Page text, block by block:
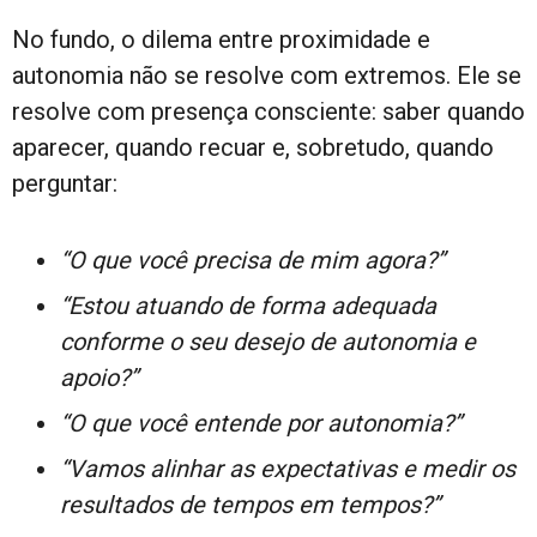
No fundo, o dilema entre proximidade e
autonomia não se resolve com extremos. Ele se
resolve com presença consciente: saber quando
aparecer, quando recuar e, sobretudo, quando
perguntar:
“O que você precisa de mim agora?”
“Estou atuando de forma adequada
conforme o seu desejo de autonomia e
apoio?”
“O que você entende por autonomia?”
“Vamos alinhar as expectativas e medir os
resultados de tempos em tempos?”